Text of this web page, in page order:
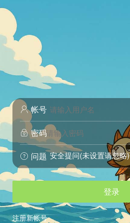
 帐号
 密码
 问题 安全提问(未设置请忽略)
登录
注册新帐号